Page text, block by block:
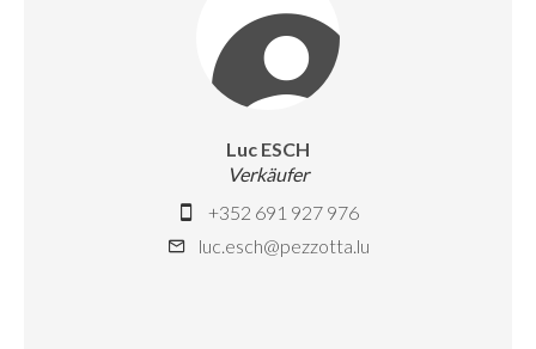
Luc ESCH
Verkäufer
+352 691 927 976
luc.esch@pezzotta.lu